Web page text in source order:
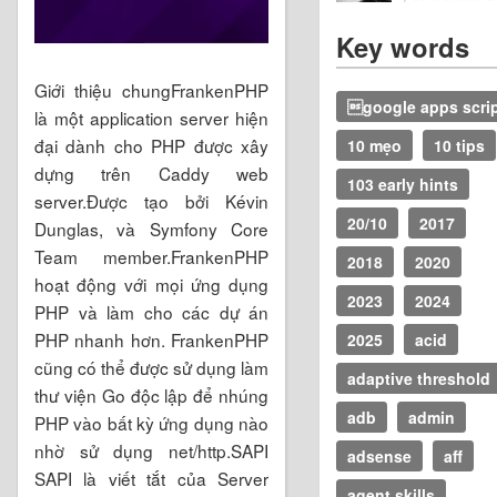
Giới thiệu chungFrankenPHP
là một application server hiện
đại dành cho PHP được xây
dựng trên Caddy web
server.Được tạo bởi Kévin
Dunglas, và Symfony Core
Team member.FrankenPHP
hoạt động với mọi ứng dụng
PHP và làm cho các dự án
PHP nhanh hơn. FrankenPHP
cũng có thể được sử dụng làm
thư viện Go độc lập để nhúng
PHP vào bất kỳ ứng dụng nào
nhờ sử dụng net/http.SAPI
SAPI là viết tắt của Server
Key words
google apps
10 mẹo
10 tips
103 early hints
20/10
2017
2018
2020
2023
2024
2025
acid
adaptive threshold
adb
admin
adsense
aff